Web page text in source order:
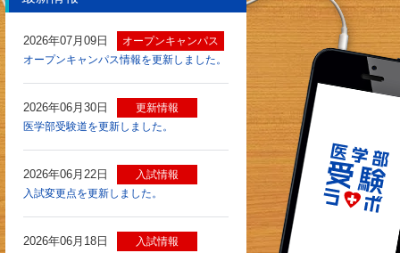
2026年07月09日
オープンキャンパス
オープンキャンパス情報を更新しました。
2026年06月30日
更新情報
医学部受験道を更新しました。
2026年06月22日
入試情報
入試変更点を更新しました。
2026年06月18日
入試情報